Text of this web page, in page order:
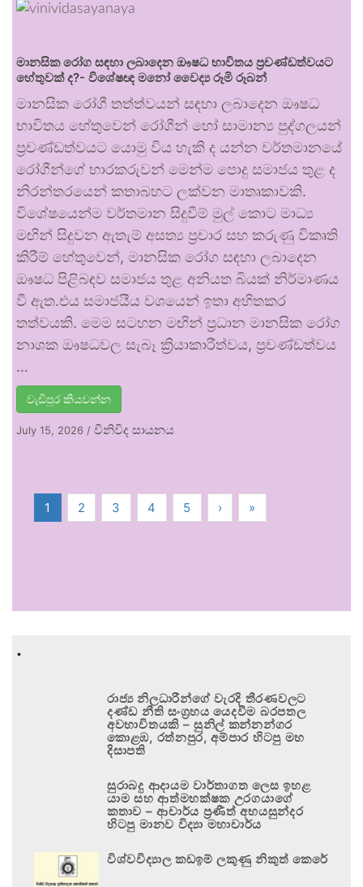
මානසික රෝග සඳහා ලබාදෙන ඖෂධ භාවිතය ප්‍රචණ්ඩත්වයට
හේතුවක් ද?- විශේෂඥ මනෝ වෛද්‍ය රූමි රූබන්
මානසික රෝගී තත්ත්වයන් සඳහා ලබාදෙන ඖෂධ
භාවිතය හේතුවෙන් රෝගීන් හෝ සාමාන්‍ය පුද්ගලයන්
ප්‍රචණ්ඩත්වයට යොමු විය හැකි ද යන්න වර්තමානයේ
රෝගීන්ගේ භාරකරුවන් මෙන්ම පොදු සමාජය තුළ ද
නිරන්තරයෙන් කතාබහට ලක්වන මාතෘකාවකි.
විශේෂයෙන්ම වර්තමාන සිදුවීම් මුල් කොට මාධ්‍ය
මඟින් සිදුවන ඇතැම් අසත්‍ය ප්‍රචාර සහ කරුණු විකෘති
කිරීම් හේතුවෙන්, මානසික රෝග සඳහා ලබාදෙන
ඖෂධ පිළිබඳව සමාජය තුළ අනියත බියක් නිර්මාණය
වී ඇත.එය සමාජයීය වශයෙන් ඉතා අහිතකර
තත්වයකි. මෙම සටහන මඟින් ප්‍රධාන මානසික රෝග
නාශක ඖෂධවල සැබෑ ක්‍රියාකාරීත්වය, ප්‍රචණ්ඩත්වය
…
වැඩිපුර කියවන්න
July 15, 2026 / විනිවිද සායනය
1 2 3 4 5 › »
.
රාජ්‍ය නිලධාරීන්ගේ වැරදි තීරණවලට
දණ්ඩ නීති සංග්‍රහය යෙදවීම බරපතල
අවභාවිතයකි – සුනිල් කන්නන්ගර
කොළඹ, රත්නපුර, අම්පාර හිටපු මහ
දිසාපති
සුරාබදු ආදායම වාර්තාගත ලෙස ඉහළ
යාම සහ ආත්මභක්ෂක උරගයාගේ
කතාව – ආචාර්ය ප්‍රණීත් අභයසුන්දර
හිටපු මානව විද්‍යා මහාචාර්ය
විශ්වවිද්‍යාල කඩඉම් ලකුණු නිකුත් කෙරේ